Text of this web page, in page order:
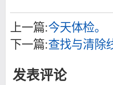
上一篇:今天体检。
下一篇:查找与清除
发表评论